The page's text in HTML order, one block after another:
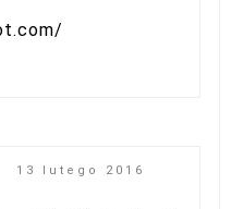
13 lutego 2016